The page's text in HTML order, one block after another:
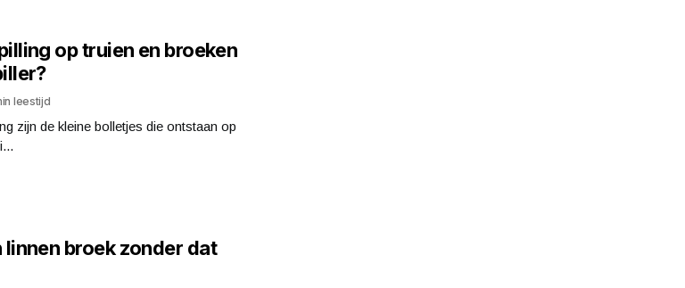
op truien en broeken
leestijd
zijn de kleine bolletjes die ontstaan op
linnen broek zonder dat